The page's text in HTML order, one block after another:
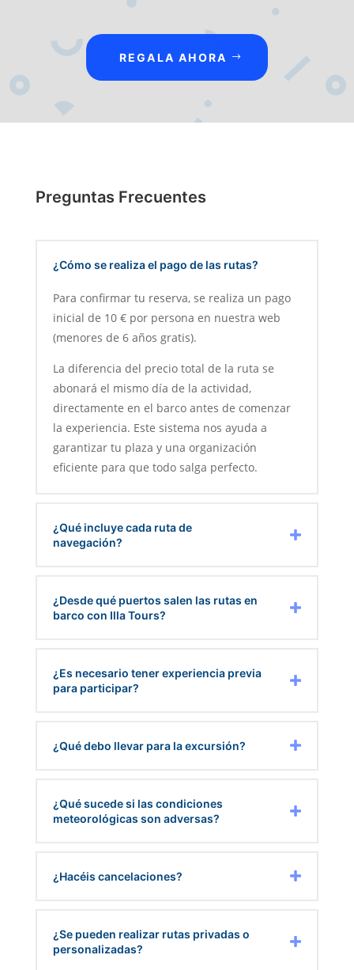
REGALA AHORA
Preguntas Frecuentes
¿Cómo se realiza el pago de las rutas?
Para confirmar tu reserva, se realiza un pago
inicial de 10 € por persona en nuestra web
(menores de 6 años gratis).
La diferencia del precio total de la ruta se
abonará el mismo día de la actividad,
directamente en el barco antes de comenzar
la experiencia. Este sistema nos ayuda a
garantizar tu plaza y una organización
eficiente para que todo salga perfecto.
¿Qué incluye cada ruta de
navegación?
¿Desde qué puertos salen las rutas en
barco con Illa Tours?
¿Es necesario tener experiencia previa
para participar?
¿Qué debo llevar para la excursión?
¿Qué sucede si las condiciones
meteorológicas son adversas?
¿Hacéis cancelaciones?
¿Se pueden realizar rutas privadas o
personalizadas?